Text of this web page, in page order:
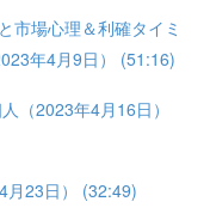
場心理＆利確タイミ
年4月9日） (51:16)
（2023年4月16日）
23日） (32:49)